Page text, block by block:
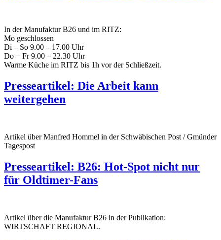
In der Manufaktur B26 und im RITZ:
Mo geschlossen
Di – So 9.00 – 17.00 Uhr
Do + Fr 9.00 – 22.30 Uhr
Warme Küche im RITZ bis 1h vor der Schließzeit.
Presseartikel: Die Arbeit kann
weitergehen
Artikel über Manfred Hommel in der Schwäbischen Post / Gmünder
Tagespost
Presseartikel: B26: Hot-Spot nicht nur
für Oldtimer-Fans
Artikel über die Manufaktur B26 in der Publikation:
WIRTSCHAFT REGIONAL.